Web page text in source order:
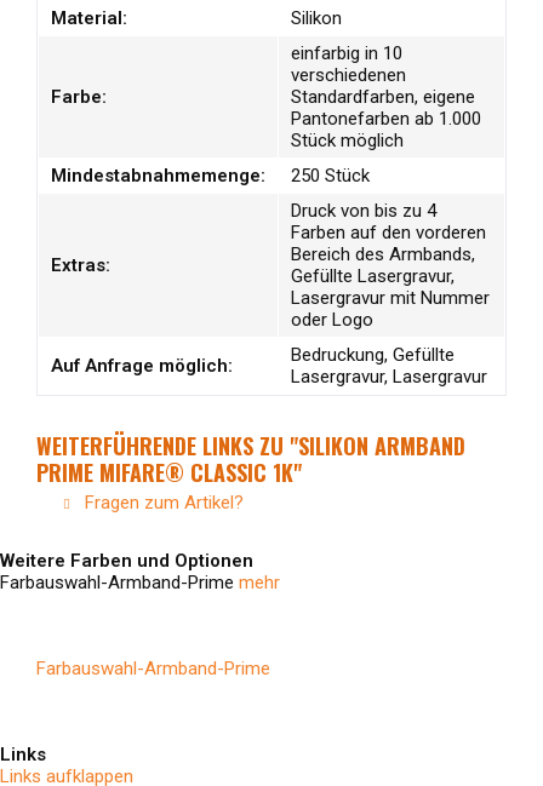
Material: Silikon
Farbe:
einfarbig in 10
verschiedenen
Standardfarben, eigene
Pantonefarben ab 1.000
Stück möglich
Mindestabnahmemenge:
250 Stück
Extras:
Druck von bis zu 4
Farben auf den vorderen
Bereich des Armbands,
Gefüllte Lasergravur,
Lasergravur mit Nummer
oder Logo
Auf Anfrage möglich:
Bedruckung, Gefüllte
Lasergravur, Lasergravur
WEITERFÜHRENDE LINKS ZU "SILIKON ARMBAND
PRIME MIFARE® CLASSIC 1K"
Fragen zum Artikel?
Weitere Farben und Optionen
Farbauswahl-Armband-Prime mehr
Farbauswahl-Armband-Prime
Links
Links aufklappen